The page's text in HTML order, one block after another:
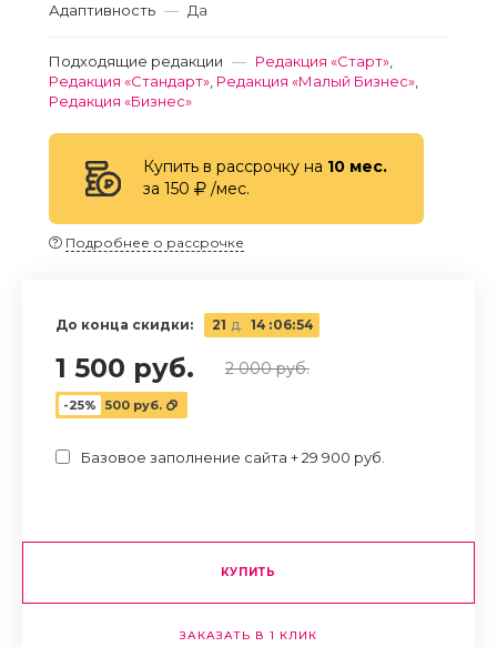
Адаптивность — Да
Подходящие редакции — Редакция «Старт»
Редакция «Стандарт» Редакция «Малый Бизнес»
Редакция «Бизнес»
Купить в рассрочку на 10 мес.
за 150
/мес.
Подробнее о рассрочке
До конца скидки: 21 д. 14 :06:53
1 500 руб. 2 000 руб.
-25% 500 руб.
Базовое заполнение сайта + 29 900 руб.
КУПИТЬ
ЗАКАЗАТЬ В 1 КЛИК